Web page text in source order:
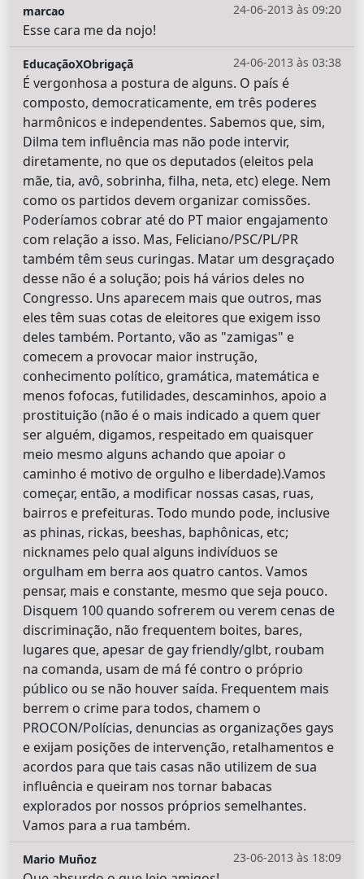
24-06-2013 às 09:20
marcao
Esse cara me da nojo!
24-06-2013 às 03:38
EducaçãoXObrigaçã
É vergonhosa a postura de alguns. O país é
composto, democraticamente, em três poderes
harmônicos e independentes. Sabemos que, sim,
Dilma tem influência mas não pode intervir,
diretamente, no que os deputados (eleitos pela
mãe, tia, avô, sobrinha, filha, neta, etc) elege. Nem
como os partidos devem organizar comissões.
Poderíamos cobrar até do PT maior engajamento
com relação a isso. Mas, Feliciano/PSC/PL/PR
também têm seus curingas. Matar um desgraçado
desse não é a solução; pois há vários deles no
Congresso. Uns aparecem mais que outros, mas
eles têm suas cotas de eleitores que exigem isso
deles também. Portanto, vão as "zamigas" e
comecem a provocar maior instrução,
conhecimento político, gramática, matemática e
menos fofocas, futilidades, descaminhos, apoio a
prostituição (não é o mais indicado a quem quer
ser alguém, digamos, respeitado em quaisquer
meio mesmo alguns achando que apoiar o
caminho é motivo de orgulho e liberdade).Vamos
começar, então, a modificar nossas casas, ruas,
bairros e prefeituras. Todo mundo pode, inclusive
as phinas, rickas, beeshas, baphônicas, etc;
nicknames pelo qual alguns indivíduos se
orgulham em berra aos quatro cantos. Vamos
pensar, mais e constante, mesmo que seja pouco.
Disquem 100 quando sofrerem ou verem cenas de
discriminação, não frequentem boites, bares,
lugares que, apesar de gay friendly/glbt, roubam
na comanda, usam de má fé contro o próprio
público ou se não houver saída. Frequentem mais
berrem o crime para todos, chamem o
PROCON/Polícias, denuncias as organizações gays
e exijam posições de intervenção, retalhamentos e
acordos para que tais casas não utilizem de sua
influência e queiram nos tornar babacas
explorados por nossos próprios semelhantes.
Vamos para a rua também.
23-06-2013 às 18:09
Mario Muñoz